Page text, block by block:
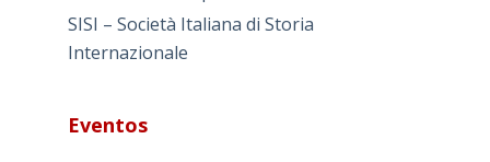
SISI – Società Italiana di Storia
Internazionale
Eventos